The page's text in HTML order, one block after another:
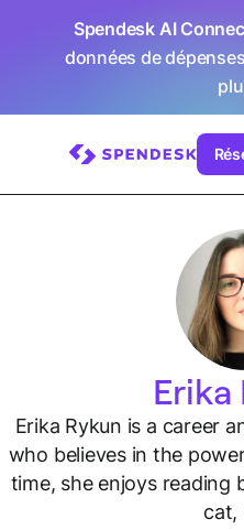
Spendesk AI
données de
Erika
Erika Rykun is a career
who believes in the
time, she enjoys reading
cat,